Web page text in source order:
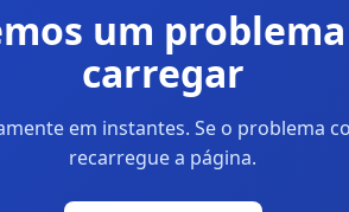
um
carregar
em instantes. Se o problema
recarregue a página.